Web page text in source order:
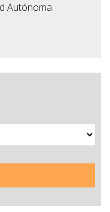
Autónoma.